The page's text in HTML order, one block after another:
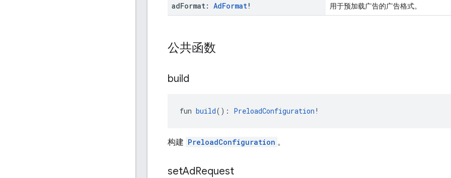
adFormat: AdFormat! 用于预加载广告的广告格式。
公共函数
build
fun build(): PreloadConfiguration !
构建 PreloadConfiguration 。
setAdRequest